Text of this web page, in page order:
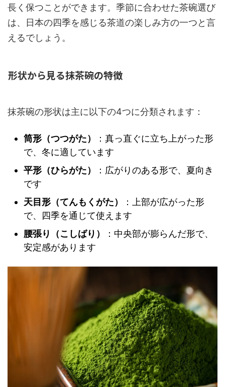
長く保つことができます。季節に合わせた茶碗選び
は、日本の四季を感じる茶道の楽しみ方の一つと言
えるでしょう。
形状から見る抹茶碗の特徴
抹茶碗の形状は主に以下の4つに分類されます：
筒形（つつがた）
：真っ直ぐに立ち上がった形
で、冬に適しています
平形（ひらがた）
：広がりのある形で、夏向き
です
天目形（てんもくがた）
：上部が広がった形
で、四季を通じて使えます
腰張り（こしばり）
：中央部が膨らんだ形で、
安定感があります